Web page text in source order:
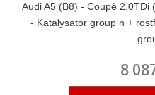
Audi A5 (B8) - Coupè
- Katalysator group n +
8